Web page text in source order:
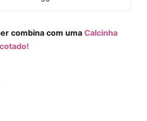
combina com uma Calcinha